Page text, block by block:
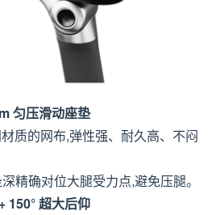
匀压滑动座垫
质的网布,弹性强、耐久高、不闷
精确对位大腿受力点,避免压腿。
150° 超大后仰